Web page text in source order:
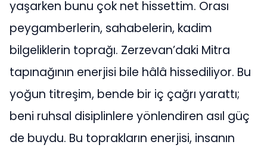
yaşarken bunu çok net hissettim. Orası
peygamberlerin, sahabelerin, kadim
bilgeliklerin toprağı. Zerzevan’daki Mitra
tapınağının enerjisi bile hâlâ hissediliyor. Bu
yoğun titreşim, bende bir iç çağrı yarattı;
beni ruhsal disiplinlere yönlendiren asıl güç
de buydu. Bu toprakların enerjisi, insanın